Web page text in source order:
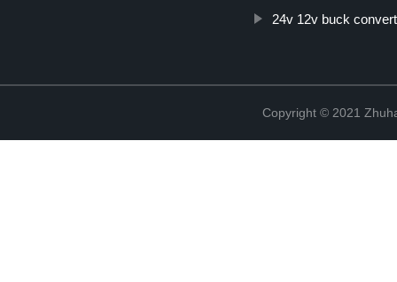
24v 12v buck
Copyright © 2021